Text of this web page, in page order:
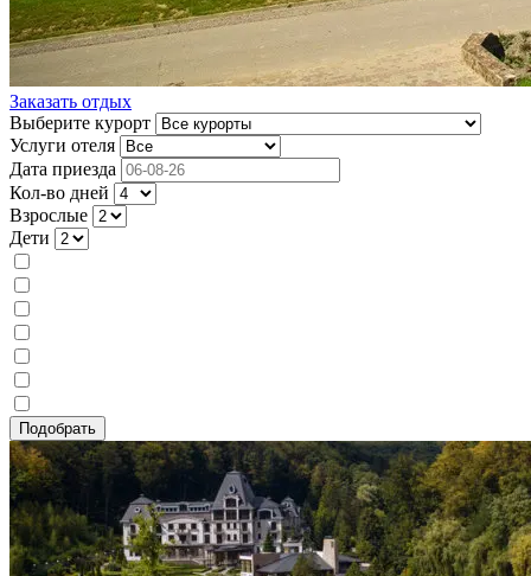
Заказать отдых
Выберите курорт
Услуги отеля
Дата приезда
Кол-во дней
Взрослые
Дети